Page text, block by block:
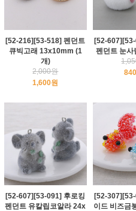
[52-216][53-518] 펜던트
큐빅고래 13x10mm (1
개)
2,000원
1,600원
[52-
펜던트 눈사
[52-607][53-091] 후로킹
펜던트 유칼립코알라 24x
[52-307][53-
이드 비즈금